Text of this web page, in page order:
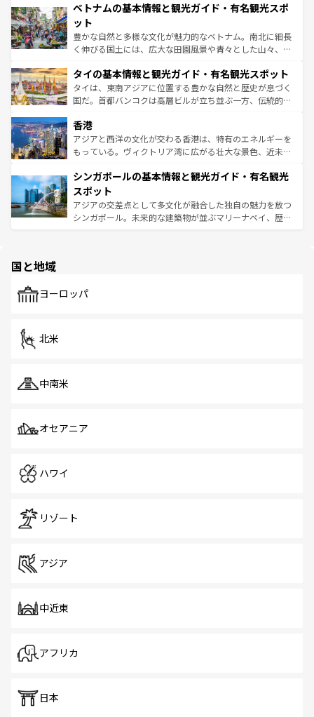
参照してほしい。
容にもいいと評判のスイーツなど、バラエティ豊かな料理
照してほしい。
き、地方に足を延ばせば四季折々の自然美を楽しむことが
できる。そして、キムチや焼肉、絶品のストリートフード
まで、さまざまな韓国料理が待っている。夜には、韓国な
らではのナイトライフも堪能できる。あたたかいホスピタ
わってみてほしい。 なお、新着の韓国情報はコンテンツ一
覧 を参照してほしい。
ベトナムの基本情報と観光ガイド・有名観光スポ
ット
豊かな自然と多様な文化が魅力的なベトナム。南北に細長
く伸びる国土には、広大な田園風景や青々とした山々、世
急速な発展と共に伝統が息づく。ハノイの古い町並みやホ
ーチミン市のフランス統治時代の建物も、独特の雰囲気を
醸し出している。また、バラエティの豊かさとおいしさで
とつ。フォーやバインミー、ベトナムコーヒーなどは、ぜ
ひ現地で味わいたい。どの地域を訪れてもあたたかい人々
が旅行者を迎えてくれるので、きっと忘れられない旅にな
参照してほしい。
タイの基本情報と観光ガイド・有名観光スポット
タイは、東南アジアに位置する豊かな自然と歴史が息づく
国だ。首都バンコクは高層ビルが立ち並ぶ一方、伝統的な
の活気が交差している。北部ではチェンマイなどの山岳地
帯で自然と触れ合い、南部ではプーケットやクラビの美し
いビーチでリゾート気分を楽しむことができる。タイ料理
激する。気候は一年中温暖で、どの季節にも異なる楽しみ
が待っている。親しみやすいタイの人々、仏教を中心とし
た文化、そして多様な観光資源が、訪れる旅人を魅了し続
ける。 なお、新着のタイ情報はコンテンツ一覧を参照して
香港
アジアと西洋の文化が交わる香港は、特有のエネルギーを
もっている。ヴィクトリア湾に広がる壮大な景色、近未来
み、どこを訪れても感動するはず。観光スポットが密集し
ており、効率よく見どころを回れるのも魅力。息をのむよ
うな絶景から文化的な体験まで、香港を存分に楽しみ尽く
そう。 なお、新着の香港情報はコンテンツ一覧を参照して
シンガポールの基本情報と観光ガイド・有名観光
スポット
アジアの交差点として多文化が融合した独自の魅力を放つ
シンガポール。未来的な建築物が並ぶマリーナベイ、歴史
で、ホーカーズは地元の風情を楽しめる外せないスポット
国と地域
ヨーロッパ
北米
中南米
オセアニア
ハワイ
リゾート
アジア
中近東
アフリカ
日本